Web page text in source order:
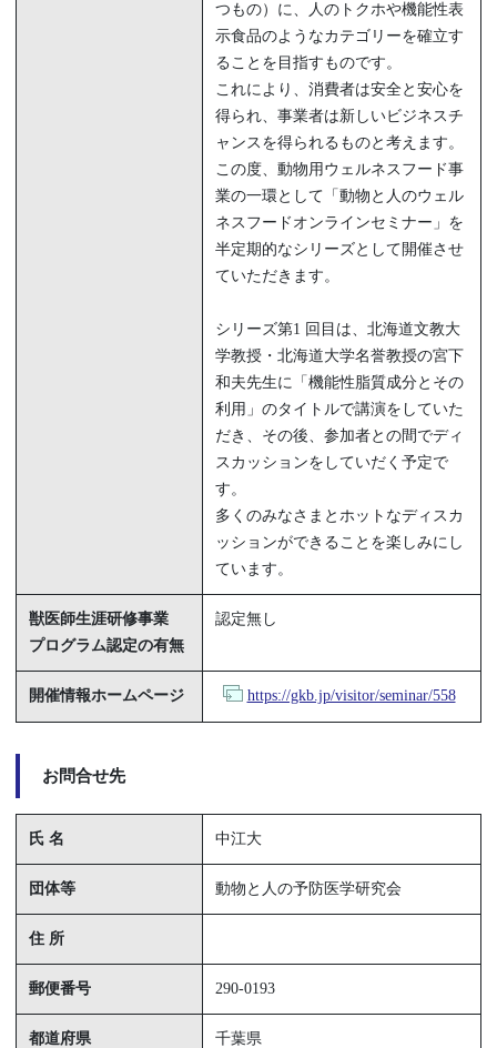
つもの）に、人のトクホや機能性表
示食品のようなカテゴリーを確立す
ることを目指すものです。
これにより、消費者は安全と安心を
得られ、事業者は新しいビジネスチ
ャンスを得られるものと考えます。
この度、動物用ウェルネスフード事
業の一環として「動物と人のウェル
ネスフードオンラインセミナー」を
半定期的なシリーズとして開催させ
ていただきます。
シリーズ第1 回目は、北海道文教大
学教授・北海道大学名誉教授の宮下
和夫先生に「機能性脂質成分とその
利用」のタイトルで講演をしていた
だき、その後、参加者との間でディ
スカッションをしていだく予定で
す。
多くのみなさまとホットなディスカ
ッションができることを楽しみにし
ています。
獣医師生涯研修事業
プログラム認定の有無
認定無し
開催情報ホームページ https://gkb.jp/visitor/seminar/558
お問合せ先
氏 名 中江大
団体等 動物と人の予防医学研究会
住 所
郵便番号 290-0193
都道府県 千葉県